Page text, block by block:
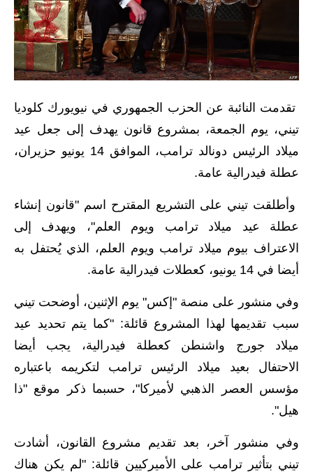
اخبار العراق
الاخبار السياسية
الاخبار الامنية
الاخبار الاقتصادية
الاخبار الرياضية
اخبار وقرارات وزارة التربية
نتائج الامتحانات
المرحلة الابتدائية
المرحلة المتوسطة
المرحلة الاعدادية
اسئلة وزارية
المرحلة الابتدائية
المرحلة الاعدادية
تقدمت النائبة عن الحزب الجمهوري في نيويورك كلوديا
تيني، يوم الجمعة، بمشروع قانون يهدف إلى جعل عيد
ميلاد الرئيس دونالد ترامب، الموافق 14 يونيو حزيران،
عطلة فيدرالية عامة.
وأطلقت تيني على التشريع المقترح اسم "قانون إنشاء
عطلة عيد ميلاد ترامب ويوم العلم"، ويهدف إلى
الاعتراف بيوم ميلاد ترامب ويوم العلم، الذي يُحتفل به
أيضا في 14 يونيو، كعطلات فيدرالية عامة.
وفي منشور على منصة "إكس" يوم الإثنين، أوضحت تيني
سبب تقديمها لهذا المشروع قائلة: "كما يتم تحديد عيد
ميلاد جورج واشنطن كعطلة فيدرالية، يجب أيضا
الاحتفال بعيد ميلاد الرئيس ترامب لتكريمه باعتباره
مؤسس العصر الذهبي لأميركا"، حسبما ذكر موقع "ذا
هيل".
وفي منشور آخر، بعد تقديم مشروع القانون، أشادت
تيني بتأثير ترامب على الأميركيين قائلة: "لم يكن هناك